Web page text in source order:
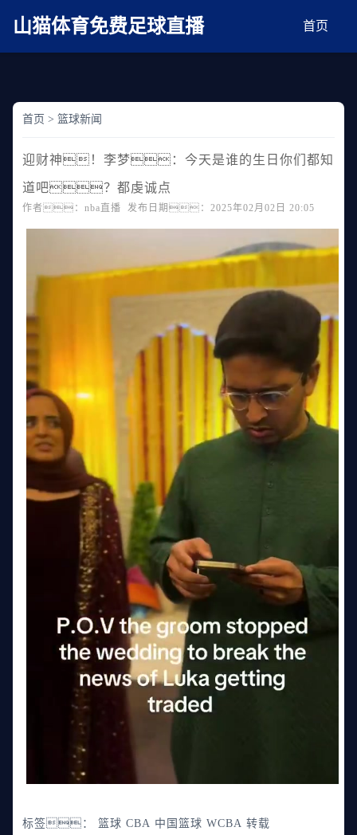
AV在线无码麻豆
山猫体育免费足球直播 首页
首页 > 篮球新闻
迎财神！李梦：今天是谁的生日你们都知
道吧？都虔诚点
作者：nba直播 发布日期：2025年02月02日 20:05
标签： 篮球 CBA 中国篮球 WCBA 转载